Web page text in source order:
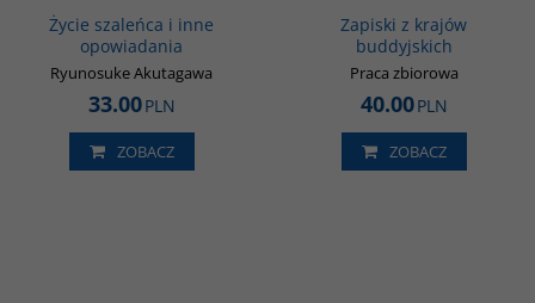
Życie szaleńca i inne
opowiadania
Ryunosuke Akutagawa
33.00PLN
ZOBACZ
Zapiski z krajów
buddyjskich
Praca zbiorowa
40.00PLN
ZOBACZ